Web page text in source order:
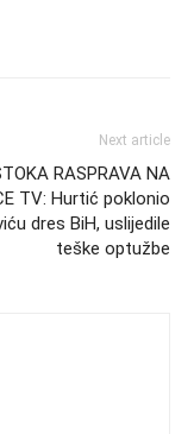
Next article
RASPRAVA NA
TV: Hurtić poklonio
dres BiH, uslijedile
teške optužbe